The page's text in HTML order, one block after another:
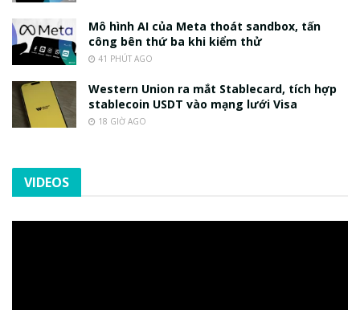
Mô hình AI của Meta thoát sandbox, tấn
công bên thứ ba khi kiểm thử
41 PHÚT AGO
Western Union ra mắt Stablecard, tích hợp
stablecoin USDT vào mạng lưới Visa
18 GIỜ AGO
VIDEOS